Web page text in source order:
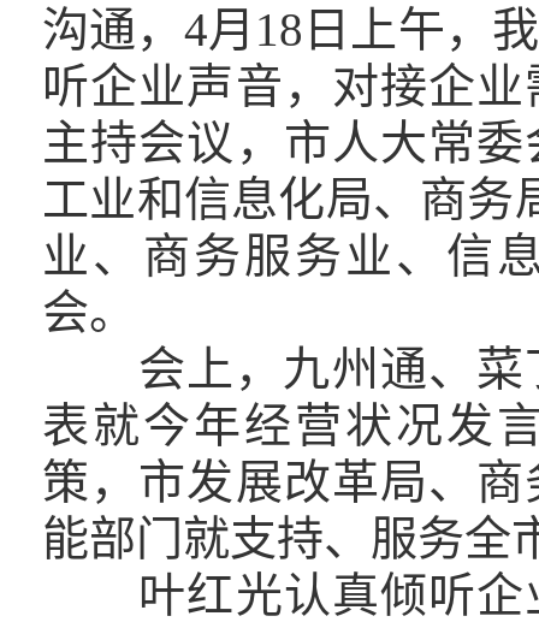
沟通，4月18日上午，
听企业声音，对接企
主持会议，市人大常
工业和信息化局、商务
业、商务服务业、信
会。
会上，九州通、菜
表就今年经营状况发
策，市发展改革局、
能部门就支持、服务全
叶红光认真倾听企